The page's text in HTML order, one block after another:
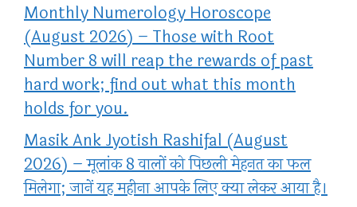
Monthly Numerology Horoscope
(August 2026) – Those with Root
Number 8 will reap the rewards of past
hard work; find out what this month
holds for you.
Masik Ank Jyotish Rashifal (August
2026) – मूलांक 8 वालों को पिछली मेहनत का फल
मिलेगा; जानें यह महीना आपके लिए क्या लेकर आया है।